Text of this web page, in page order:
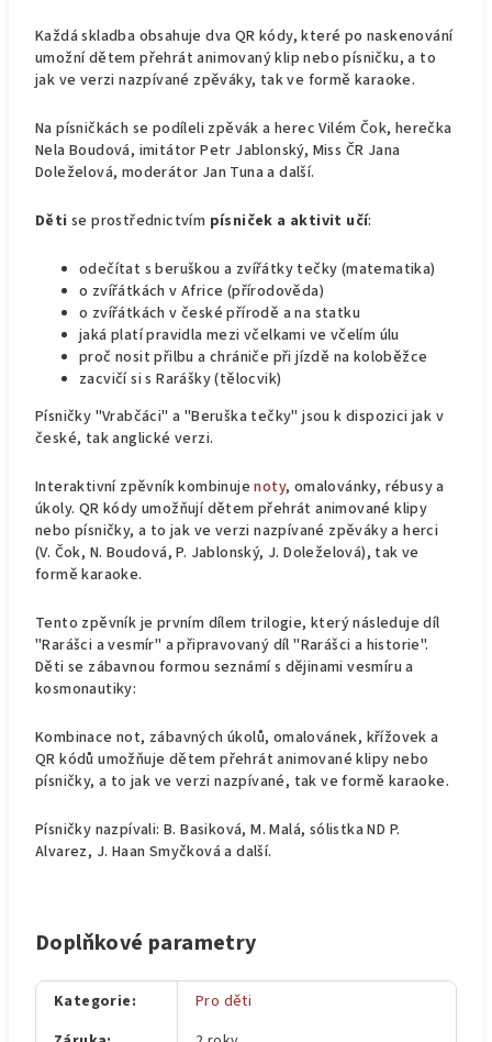
Každá skladba obsahuje dva QR kódy, které po naskenování
umožní dětem přehrát animovaný klip nebo písničku, a to
jak ve verzi nazpívané zpěváky, tak ve formě karaoke.
Na písničkách se podíleli zpěvák a herec Vilém Čok, herečka
Nela Boudová, imitátor Petr Jablonský, Miss ČR Jana
Doleželová, moderátor Jan Tuna a další.
Děti se prostřednictvím písniček a aktivit učí:
odečítat s beruškou a zvířátky tečky (matematika)
o zvířátkách v Africe (přírodověda)
o zvířátkách v české přírodě a na statku
jaká platí pravidla mezi včelkami ve včelím úlu
proč nosit přilbu a chrániče při jízdě na koloběžce
zacvičí si s Rarášky (tělocvik)
Písničky "Vrabčáci" a "Beruška tečky" jsou k dispozici jak v
české, tak anglické verzi.
Interaktivní zpěvník kombinujenoty, omalovánky, rébusy a
úkoly. QR kódy umožňují dětem přehrát animované klipy
nebo písničky, a to jak ve verzi nazpívané zpěváky a herci
(V. Čok, N. Boudová, P. Jablonský, J. Doleželová), tak ve
formě karaoke.
Tento zpěvník je prvním dílem trilogie, který následuje díl
"Rarášci a vesmír" a připravovaný díl "Rarášci a historie".
Děti se zábavnou formou seznámí s dějinami vesmíru a
kosmonautiky:
Kombinace not, zábavných úkolů, omalovánek, křížovek a
QR kódů umožňuje dětem přehrát animované klipy nebo
písničky, a to jak ve verzi nazpívané, tak ve formě karaoke.
Písničky nazpívali: B. Basiková, M. Malá, sólistka ND P.
Alvarez, J. Haan Smyčková a další.
Doplňkové parametry
Kategorie:
Pro děti